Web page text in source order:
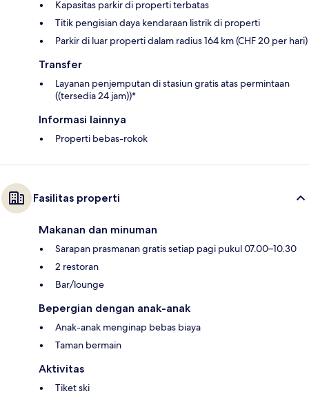
Kapasitas parkir di properti terbatas
Titik pengisian daya kendaraan listrik di properti
Parkir di luar properti dalam radius 164 km (CHF 20 per hari)
Transfer
Layanan penjemputan di stasiun gratis atas permintaan
((tersedia 24 jam))*
Informasi lainnya
Properti bebas-rokok
Fasilitas properti
Makanan dan minuman
Sarapan prasmanan gratis setiap pagi pukul 07.00–10.30
2 restoran
Bar/lounge
Bepergian dengan anak-anak
Anak-anak menginap bebas biaya
Taman bermain
Aktivitas
Tiket ski